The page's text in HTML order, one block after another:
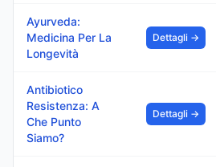
Ayurveda:
Medicina Per La
Longevità
Dettagli →
Antibiotico
Resistenza: A
Che Punto
Siamo?
Dettagli →